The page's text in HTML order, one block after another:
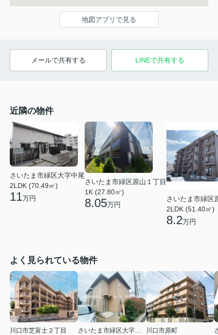
地図アプリで見る
メールで共有する LINEで共有する
近隣の物件
さいたま市緑区大字中尾
2LDK (70.49㎡)
11万円
さいたま市緑区原山１丁目
1K (27.80㎡)
8.05万円
さいたま市緑区
2LDK (51.40㎡)
8.2万円
よく見られている物件
川口市芝富士２丁目
さいたま市緑区大字三室
川口市原町